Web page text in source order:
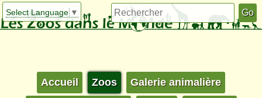
Select Language ▼
Accueil Zoos Galerie animalière